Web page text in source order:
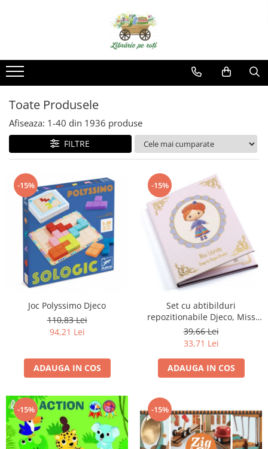
Toate Produsele
Afiseaza: 1-40 din 1936 produse
FILTRE
-15%
Joc Polyssimo Djeco
110,83 Lei
94,21 Lei
ADAUGA IN COS
-15%
Set cu abtibilduri
repozitionabile Djeco, Miss
Lilyruby
39,66 Lei
33,71 Lei
ADAUGA IN COS
-15% -15%